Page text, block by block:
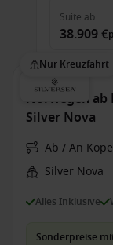
Suite ab
38.909 €
Nur Kreuzfahrt
Norwegen ab
Silver Nova
Ab / An
Silver Nova
Alles Inklusive
Sonderpreise